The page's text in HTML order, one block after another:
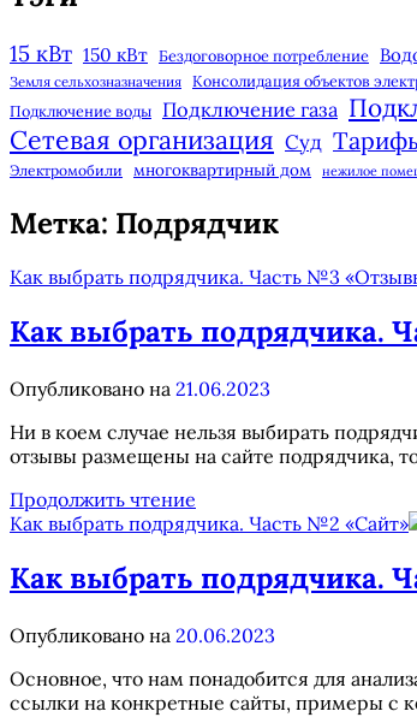
15 кВт 150 кВт Бездоговорное потребление
Земля сельхозназначения Консолидация объектов
Подключение воды Подключение газа
Сетевая организация Суд
Электромобили
многоквартирный дом нежилое
Метка: Подрядчик
Как выбрать подрядчика. Часть №3
Как выбрать подрядчика.
Опубликовано на 21.06.2023
Ни в коем случае нельзя выбирать
отзывы размещены на сайте подрядчика,
Продолжить чтение
выбрать
Часть
№3
Как выбрать подрядчика. Часть №2 «Сайт»
Как выбрать подрядчика.
Опубликовано на 20.06.2023
Основное, что нам понадобится для
ссылки на конкретные сайты, примеры с